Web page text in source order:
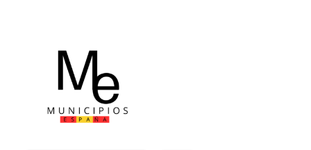
contenido